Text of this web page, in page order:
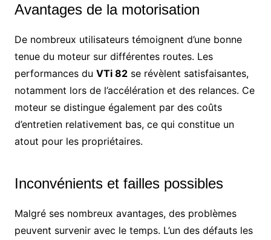
Avantages de la motorisation
De nombreux utilisateurs témoignent d’une bonne
tenue du moteur sur différentes routes. Les
performances du VTi 82se révèlent satisfaisantes,
notamment lors de l’accélération et des relances. Ce
moteur se distingue également par des coûts
d’entretien relativement bas, ce qui constitue un
atout pour les propriétaires.
Inconvénients et failles possibles
Malgré ses nombreux avantages, des problèmes
peuvent survenir avec le temps. L’un des défauts les